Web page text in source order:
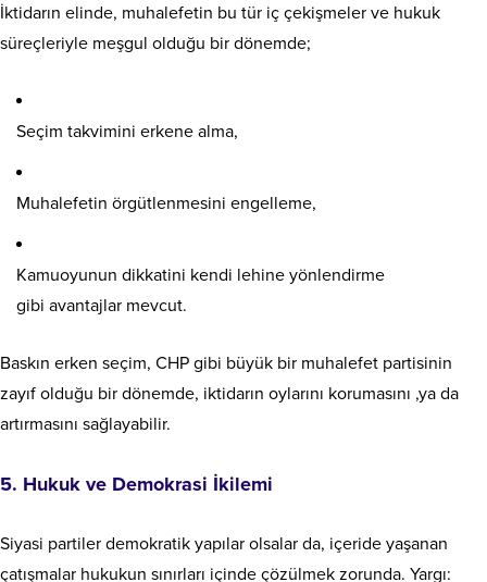
İktidarın elinde, muhalefetin bu tür iç çekişmeler ve hukuk
süreçleriyle meşgul olduğu bir dönemde;
Seçim takvimini erkene alma,
Muhalefetin örgütlenmesini engelleme,
Kamuoyunun dikkatini kendi lehine yönlendirme
gibi avantajlar mevcut.
Baskın erken seçim, CHP gibi büyük bir muhalefet partisinin
zayıf olduğu bir dönemde, iktidarın oylarını korumasını ,ya da
artırmasını sağlayabilir.
5. Hukuk ve Demokrasi İkilemi
Siyasi partiler demokratik yapılar olsalar da, içeride yaşanan
çatışmalar hukukun sınırları içinde çözülmek zorunda. Yargı: